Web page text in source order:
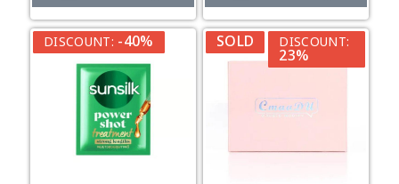
DISCOUNT: -40% SOLD DISCOUNT:
23%